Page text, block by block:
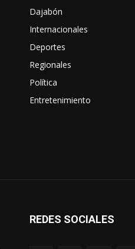
Dajabón
Internacionales
Deportes
Regionales
Política
Entretenimiento
REDES SOCIALES